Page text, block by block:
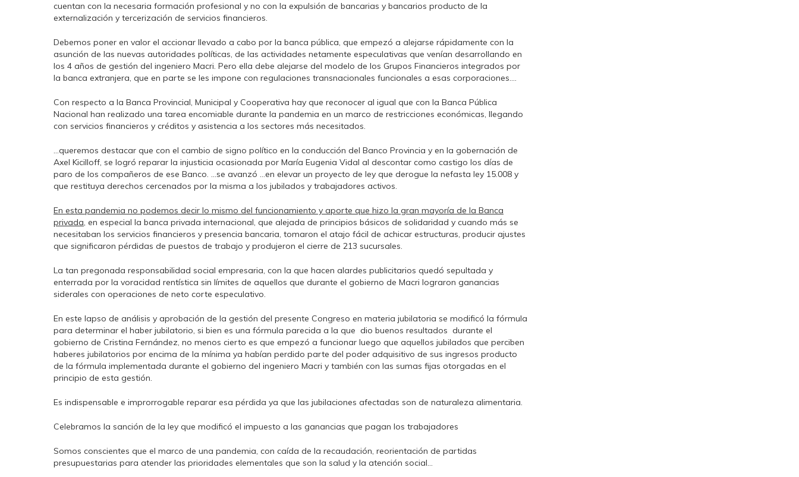
cuentan con la necesaria formación profesional y no con la expulsión de bancarias y bancarios producto de la
externalización y tercerización de servicios financieros.
Debemos poner en valor el accionar llevado a cabo por la banca pública, que empezó a alejarse rápidamente con la
asunción de las nuevas autoridades políticas, de las actividades netamente especulativas que venían desarrollando en
los 4 años de gestión del ingeniero Macri. Pero ella debe alejarse del modelo de los Grupos Financieros integrados por
la banca extranjera, que en parte se les impone con regulaciones transnacionales funcionales a esas corporaciones….
Con respecto a la Banca Provincial, Municipal y Cooperativa hay que reconocer al igual que con la Banca Pública
Nacional han realizado una tarea encomiable durante la pandemia en un marco de restricciones económicas, llegando
con servicios financieros y créditos y asistencia a los sectores más necesitados.
…queremos destacar que con el cambio de signo político en la conducción del Banco Provincia y en la gobernación de
Axel Kicilloff, se logró reparar la injusticia ocasionada por María Eugenia Vidal al descontar como castigo los días de
paro de los compañeros de ese Banco. …se avanzó …en elevar un proyecto de ley que derogue la nefasta ley 15.008 y
que restituya derechos cercenados por la misma a los jubilados y trabajadores activos.
En esta pandemia no podemos decir lo mismo del funcionamiento y aporte que hizo la gran mayoría de la Banca
privada, en especial la banca privada internacional, que alejada de principios básicos de solidaridad y cuando más se
necesitaban los servicios financieros y presencia bancaria, tomaron el atajo fácil de achicar estructuras, producir ajustes
que significaron pérdidas de puestos de trabajo y produjeron el cierre de 213 sucursales.
La tan pregonada responsabilidad social empresaria, con la que hacen alardes publicitarios quedó sepultada y
enterrada por la voracidad rentística sin límites de aquellos que durante el gobierno de Macri lograron ganancias
siderales con operaciones de neto corte especulativo.
En este lapso de análisis y aprobación de la gestión del presente Congreso en materia jubilatoria se modificó la fórmula
para determinar el haber jubilatorio, si bien es una fórmula parecida a la que dio buenos resultados durante el
gobierno de Cristina Fernández, no menos cierto es que empezó a funcionar luego que aquellos jubilados que perciben
haberes jubilatorios por encima de la mínima ya habían perdido parte del poder adquisitivo de sus ingresos producto
de la fórmula implementada durante el gobierno del ingeniero Macri y también con las sumas fijas otorgadas en el
principio de esta gestión.
Es indispensable e improrrogable reparar esa pérdida ya que las jubilaciones afectadas son de naturaleza alimentaria.
Celebramos la sanción de la ley que modificó el impuesto a las ganancias que pagan los trabajadores
Somos conscientes que el marco de una pandemia, con caída de la recaudación, reorientación de partidas
presupuestarias para atender las prioridades elementales que son la salud y la atención social…